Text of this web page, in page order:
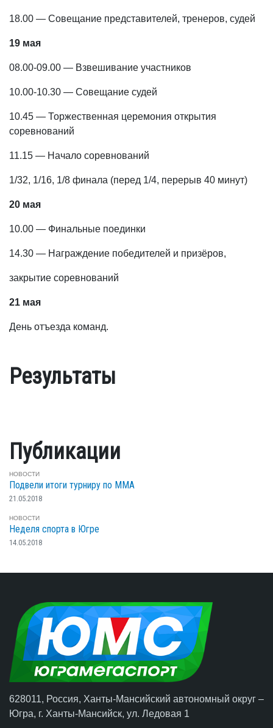
18.00 — Совещание представителей, тренеров, судей
19 мая
08.00-09.00 — Взвешивание участников
10.00-10.30 — Совещание судей
10.45 — Торжественная церемония открытия
соревнований
11.15 — Начало соревнований
1/32, 1/16, 1/8 финала (перед 1/4, перерыв 40 минут)
20 мая
10.00 — Финальные поединки
14.30 — Награждение победителей и призёров,
закрытие соревнований
21 мая
День отъезда команд.
Результаты
Публикации
НОВОСТИ
Подвели итоги турниру по ММА
21.05.2018
НОВОСТИ
Неделя спорта в Югре
14.05.2018
628011, Россия, Ханты-Мансийский автономный округ –
Югра, г. Ханты-Мансийск, ул. Ледовая 1